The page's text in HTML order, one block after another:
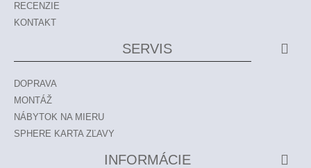
RECENZIE
KONTAKT
SERVIS
DOPRAVA
MONTÁŽ
NÁBYTOK NA MIERU
SPHERE KARTA ZĽAVY
INFORMÁCIE